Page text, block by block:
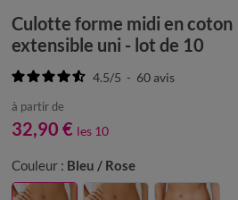
Culotte forme midi en coton
extensible uni - lot de 10
4.5/5 - 60avis
à partir de
32,90 € les 10
Couleur : Bleu / Rose